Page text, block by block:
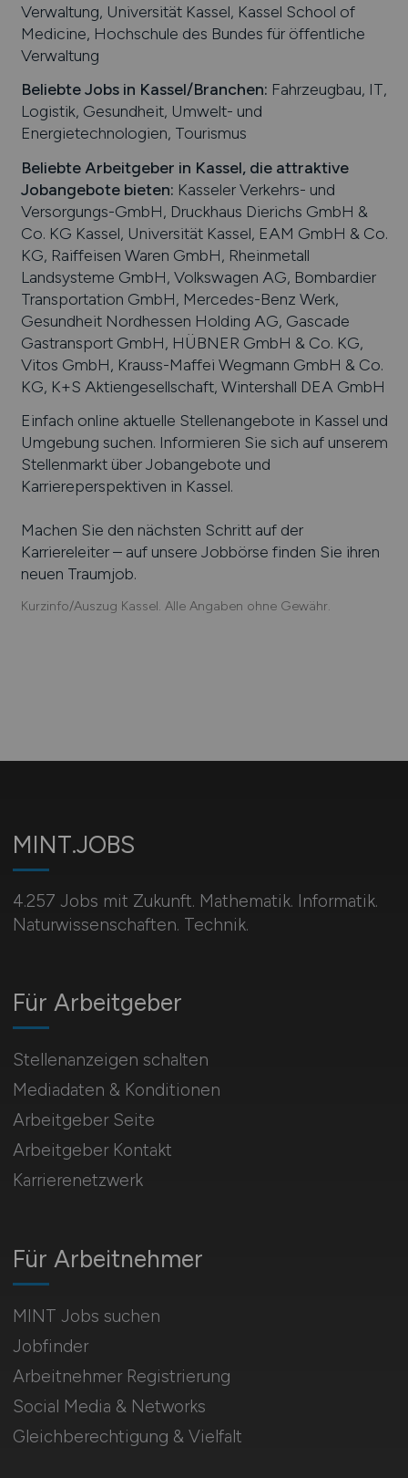
Verwaltung, Universität Kassel, Kassel School of
Medicine, Hochschule des Bundes für öffentliche
Verwaltung
Beliebte Jobs in Kassel/Branchen: Fahrzeugbau, IT,
Logistik, Gesundheit, Umwelt- und
Energietechnologien, Tourismus
Beliebte Arbeitgeber in Kassel, die attraktive
Jobangebote bieten: Kasseler Verkehrs- und
Versorgungs-GmbH, Druckhaus Dierichs GmbH &
Co. KG Kassel, Universität Kassel, EAM GmbH & Co.
KG, Raiffeisen Waren GmbH, Rheinmetall
Landsysteme GmbH, Volkswagen AG, Bombardier
Transportation GmbH, Mercedes-Benz Werk,
Gesundheit Nordhessen Holding AG, Gascade
Gastransport GmbH, HÜBNER GmbH & Co. KG,
Vitos GmbH, Krauss-Maffei Wegmann GmbH & Co.
KG, K+S Aktiengesellschaft, Wintershall DEA GmbH
Einfach online aktuelle Stellenangebote in Kassel und
Umgebung suchen. Informieren Sie sich auf unserem
Stellenmarkt über Jobangebote und
Karriereperspektiven in Kassel.
Machen Sie den nächsten Schritt auf der
Karriereleiter – auf unsere Jobbörse finden Sie ihren
neuen Traumjob.
Kurzinfo/Auszug Kassel. Alle Angaben ohne Gewähr.
MINT.JOBS
4.257 Jobs mit Zukunft. Mathematik. Informatik.
Naturwissenschaften. Technik.
Für Arbeitnehmer
MINT Jobs suchen
Jobfinder
Arbeitnehmer Registrierung
Social Media & Networks
Gleichberechtigung & Vielfalt
Für Arbeitgeber
Stellenanzeigen schalten
Mediadaten & Konditionen
Arbeitgeber Seite
Arbeitgeber Kontakt
Karrierenetzwerk